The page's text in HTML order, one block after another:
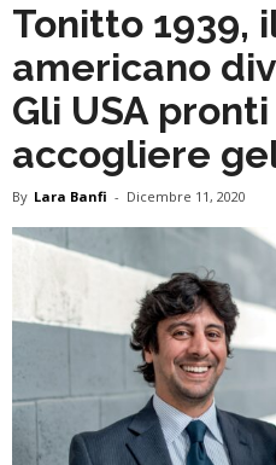
Tonitto 1939,
americano
Gli USA
accogliere
By Lara Banfi - Dicembre 11, 2020